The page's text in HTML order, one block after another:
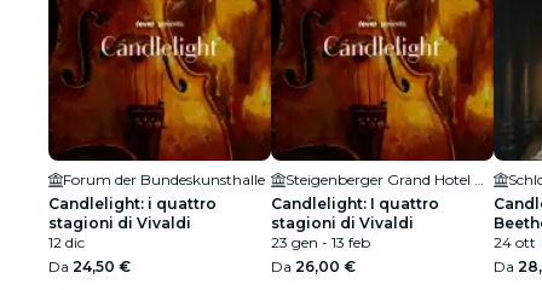
Forum der Bundeskunsthalle
Candlelight: i quattro
stagioni di Vivaldi
12 dic
Da 24,50 €
Steigenberger Grand Hotel Petersberg
Candlelight: I quattro
stagioni di Vivaldi
23 gen - 13 feb
Da 26,00 €
24 ott
Da